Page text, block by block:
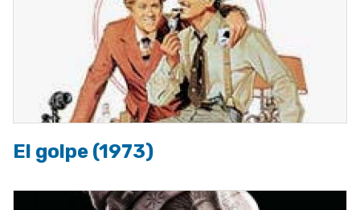
El golpe (1973)